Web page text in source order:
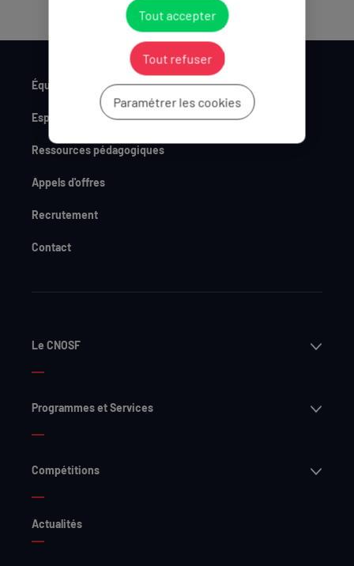
Équipe de France
Espace Presse
Ressources pédagogiques
Appels d'offres
Recrutement
Contact
Le CNOSF
Programmes et Services
Compétitions
Actualités
Tout accepter
Tout refuser
Paramétrer les cookies